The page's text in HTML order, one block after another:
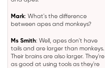
Mark: What's the difference
between apes and monkeys?
Ms Smith: Well, apes don't have
tails and are larger than monkeys.
Their brains are also larger. They're
as good at using tools as they're